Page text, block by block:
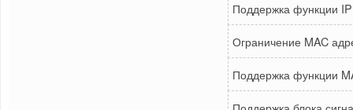
Поддержка функции
Ограничение MAC
Поддержка функции